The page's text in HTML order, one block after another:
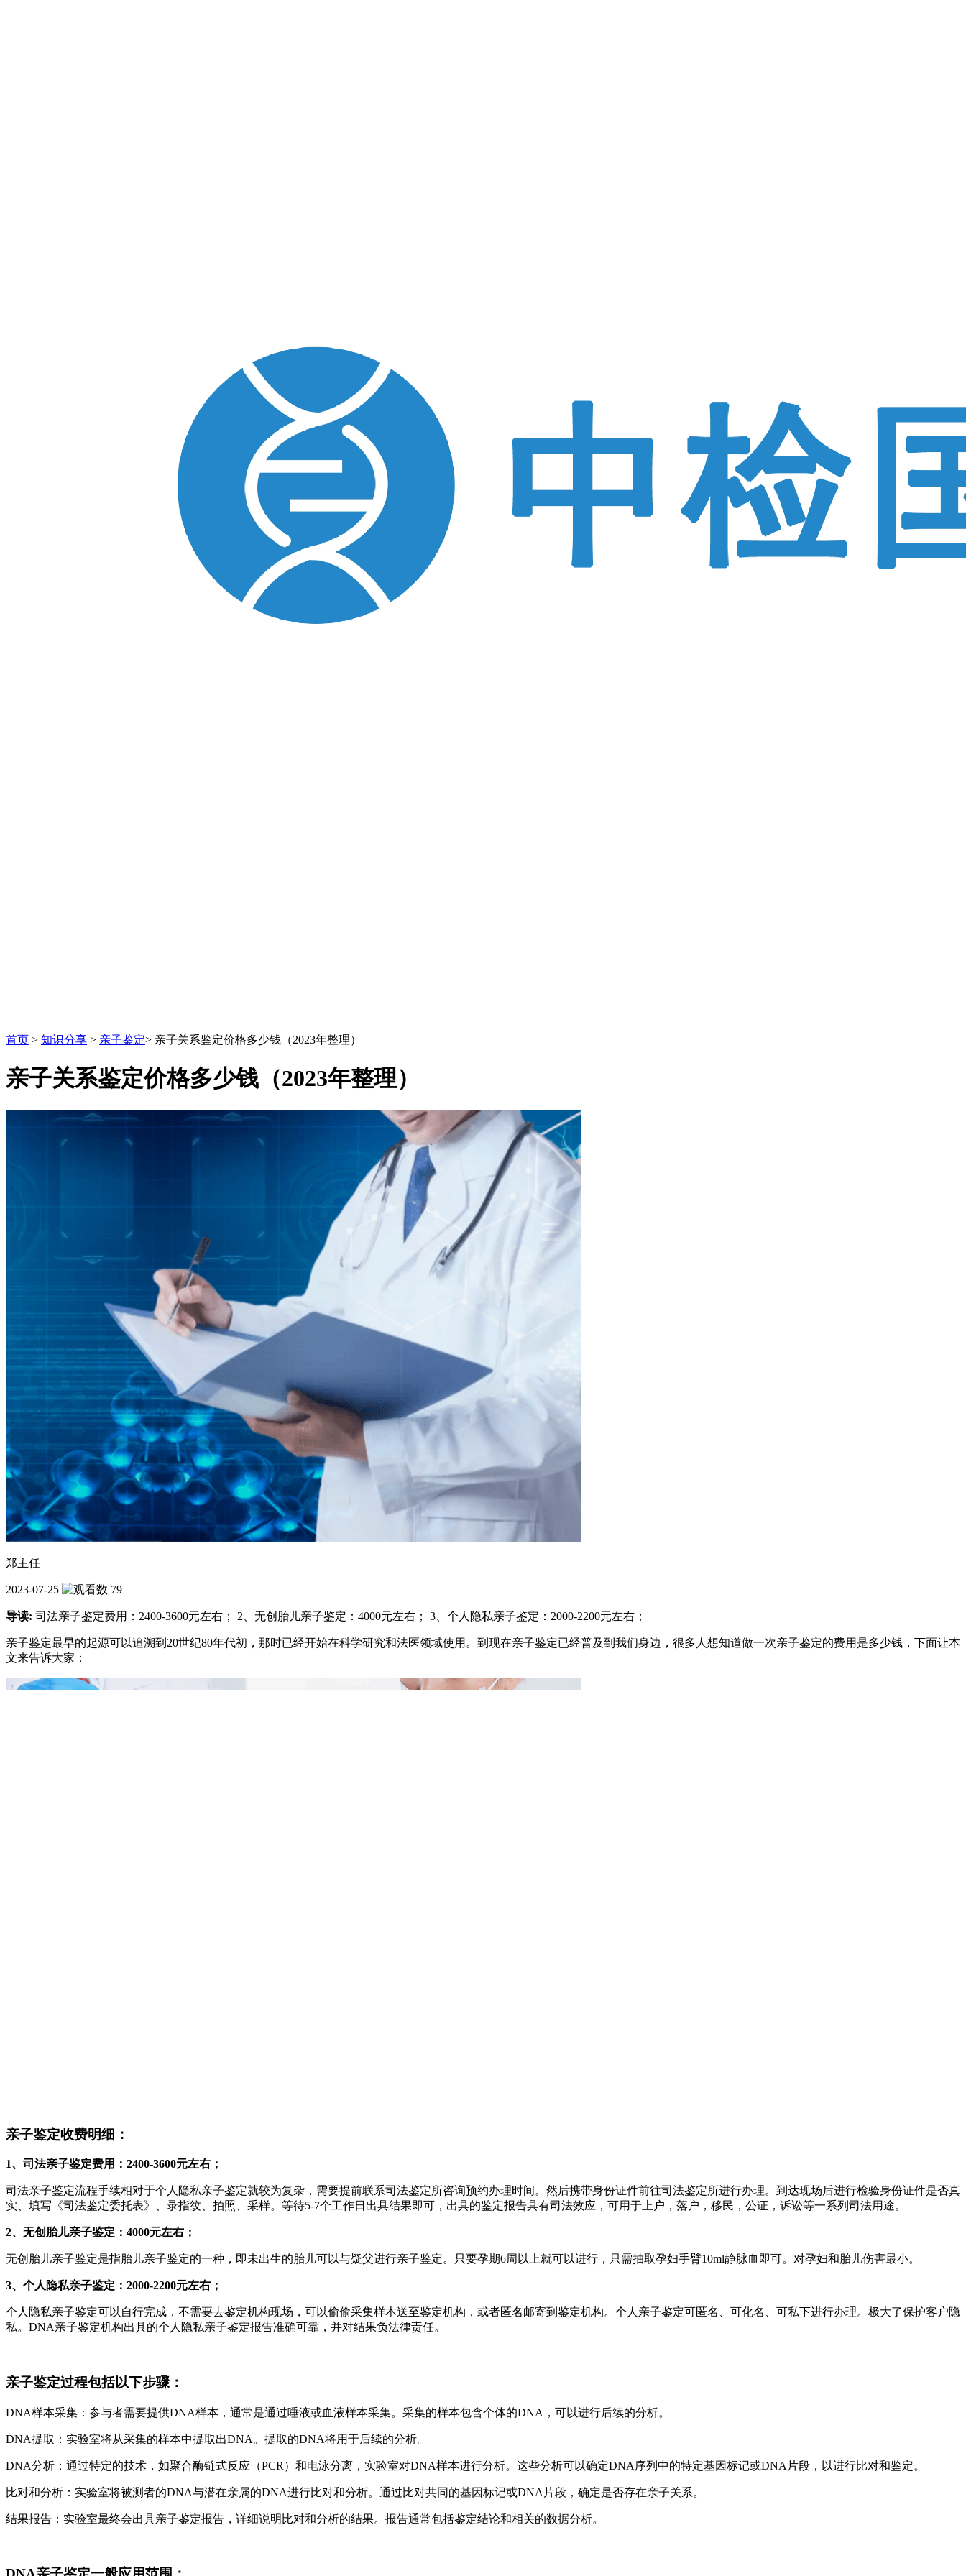
首页 > 知识分享 > 亲子鉴定> 亲子关系鉴定价格多少钱（2023年整理）
亲子关系鉴定价格多少钱（2023年整理）
郑主任
2023-07-25 79
导读: 司法亲子鉴定费用：2400-3600元左右； 2、无创胎儿亲子鉴定：4000元左右； 3、个人隐私亲子鉴定：2000-2200元左右；
亲子鉴定最早的起源可以追溯到20世纪80年代初，那时已经开始在科学研究和法医领域使用。到现在亲子鉴定已经普及到我们身边，很多人想知道做一次亲子鉴定的费用是多少钱，下面让本
文来告诉大家：
亲子鉴定收费明细：
1、司法亲子鉴定费用：2400-3600元左右；
司法亲子鉴定流程手续相对于个人隐私亲子鉴定就较为复杂，需要提前联系司法鉴定所咨询预约办理时间。然后携带身份证件前往司法鉴定所进行办理。到达现场后进行检验身份证件是否真
实、填写《司法鉴定委托表》、录指纹、拍照、采样。等待5-7个工作日出具结果即可，出具的鉴定报告具有司法效应，可用于上户，落户，移民，公证，诉讼等一系列司法用途。
2、无创胎儿亲子鉴定：4000元左右；
无创胎儿亲子鉴定是指胎儿亲子鉴定的一种，即未出生的胎儿可以与疑父进行亲子鉴定。只要孕期6周以上就可以进行，只需抽取孕妇手臂10ml静脉血即可。对孕妇和胎儿伤害最小。
3、个人隐私亲子鉴定：2000-2200元左右；
个人隐私亲子鉴定可以自行完成，不需要去鉴定机构现场，可以偷偷采集样本送至鉴定机构，或者匿名邮寄到鉴定机构。个人亲子鉴定可匿名、可化名、可私下进行办理。极大了保护客户隐
私。DNA亲子鉴定机构出具的个人隐私亲子鉴定报告准确可靠，并对结果负法律责任。
亲子鉴定过程包括以下步骤：
DNA样本采集：参与者需要提供DNA样本，通常是通过唾液或血液样本采集。采集的样本包含个体的DNA，可以进行后续的分析。
DNA提取：实验室将从采集的样本中提取出DNA。提取的DNA将用于后续的分析。
DNA分析：通过特定的技术，如聚合酶链式反应（PCR）和电泳分离，实验室对DNA样本进行分析。这些分析可以确定DNA序列中的特定基因标记或DNA片段，以进行比对和鉴定。
比对和分析：实验室将被测者的DNA与潜在亲属的DNA进行比对和分析。通过比对共同的基因标记或DNA片段，确定是否存在亲子关系。
结果报告：实验室最终会出具亲子鉴定报告，详细说明比对和分析的结果。报告通常包括鉴定结论和相关的数据分析。